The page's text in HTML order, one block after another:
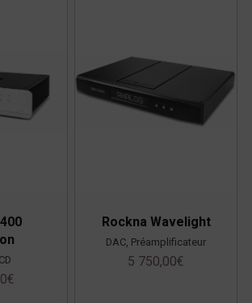
€
Rockna Wavelight
DAC, Préamplificateur
5 750,00€